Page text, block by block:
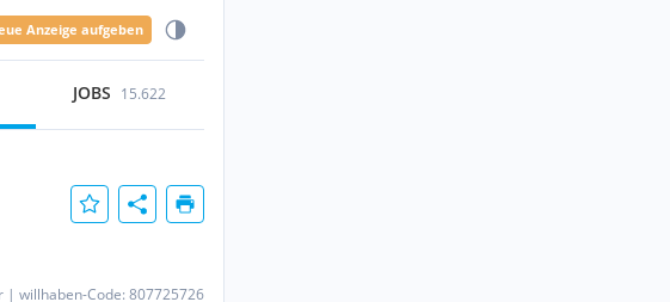
Anzeige aufgeben
JOBS 15.622
| willhaben-Code: 807725726